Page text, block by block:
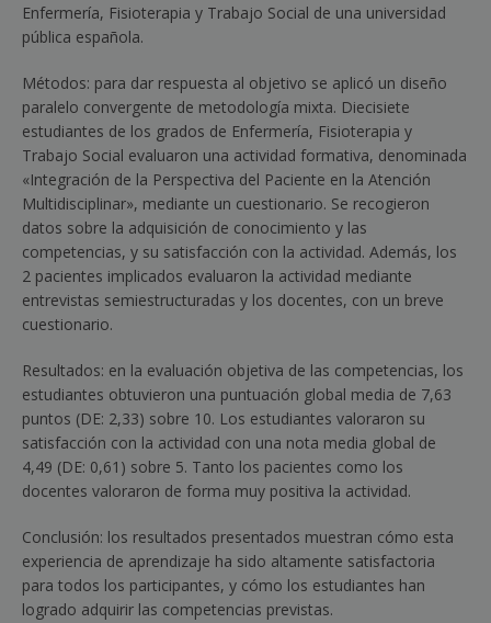
Enfermería, Fisioterapia y Trabajo Social de una universidad
pública española.
Métodos: para dar respuesta al objetivo se aplicó un diseño
paralelo convergente de metodología mixta. Diecisiete
estudiantes de los grados de Enfermería, Fisioterapia y
Trabajo Social evaluaron una actividad formativa, denominada
«Integración de la Perspectiva del Paciente en la Atención
Multidisciplinar», mediante un cuestionario. Se recogieron
datos sobre la adquisición de conocimiento y las
competencias, y su satisfacción con la actividad. Además, los
2 pacientes implicados evaluaron la actividad mediante
entrevistas semiestructuradas y los docentes, con un breve
cuestionario.
Resultados: en la evaluación objetiva de las competencias, los
estudiantes obtuvieron una puntuación global media de 7,63
puntos (DE: 2,33) sobre 10. Los estudiantes valoraron su
satisfacción con la actividad con una nota media global de
4,49 (DE: 0,61) sobre 5. Tanto los pacientes como los
docentes valoraron de forma muy positiva la actividad.
Conclusión: los resultados presentados muestran cómo esta
experiencia de aprendizaje ha sido altamente satisfactoria
para todos los participantes, y cómo los estudiantes han
logrado adquirir las competencias previstas.